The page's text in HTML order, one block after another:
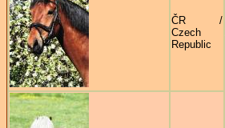
ČR /
Czech
Republic